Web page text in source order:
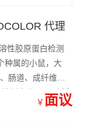
代理
性胶原蛋白检测
种属的小鼠，大
肠道、成纤维细
测出来。 96孔板
￥ 面议